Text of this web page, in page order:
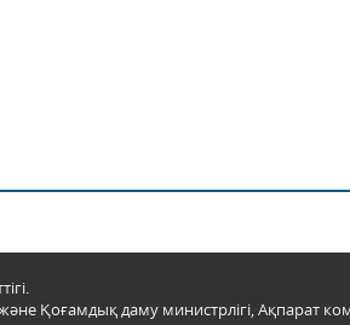
Қоғамдық даму министрлігі, Ақпарат